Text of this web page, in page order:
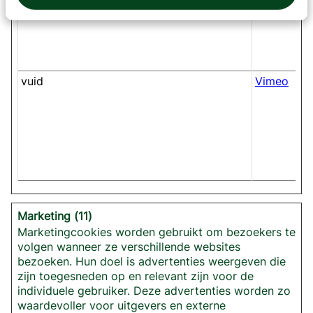
vuid Vimeo
Marketing (11)
Marketingcookies worden gebruikt om bezoekers te
volgen wanneer ze verschillende websites
bezoeken. Hun doel is advertenties weergeven die
zijn toegesneden op en relevant zijn voor de
individuele gebruiker. Deze advertenties worden zo
waardevoller voor uitgevers en externe